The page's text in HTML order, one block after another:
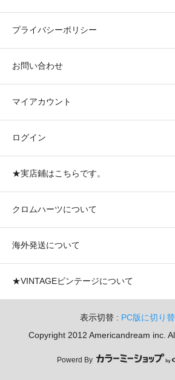
プライバシーポリシー
お問い合わせ
マイアカウント
ログイン
★実店鋪はこちらです。
クロムハーツについて
海外発送について
★VINTAGEビンテージについて
表示切替 : PC版に切り
Copyright 2012 Americandream inc.
Powerd By